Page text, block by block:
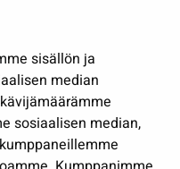
sisällön ja
median
sosiaalisen median,